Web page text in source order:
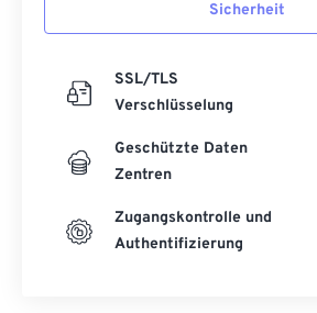
Sicherheit
SSL/TLS
Verschlüsselung
Geschützte Daten
Zentren
Zugangskontrolle und
Authentifizierung